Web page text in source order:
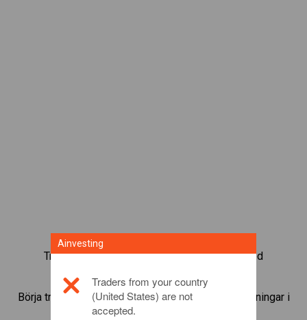
Trada mer än 1 000 internationella fonder med
Börja trada CFD:er iGlencore . Få kurser och utdelningar i
realtid som om du själv ägde fonden.
Ainvesting
Traders from your country
(United States) are not
accepted.